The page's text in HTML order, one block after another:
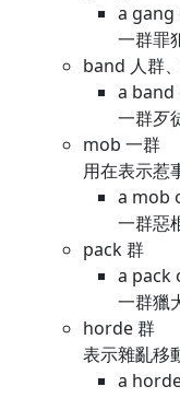
a
一群罪
band 人群
a
一群歹
mob 一群
用在表示惹
a mob
一群惡
pack 群
a pack
一群獵
horde 群
表示雜亂移
a